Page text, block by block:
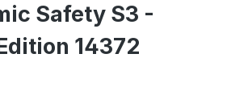
Safety S3 -
14372